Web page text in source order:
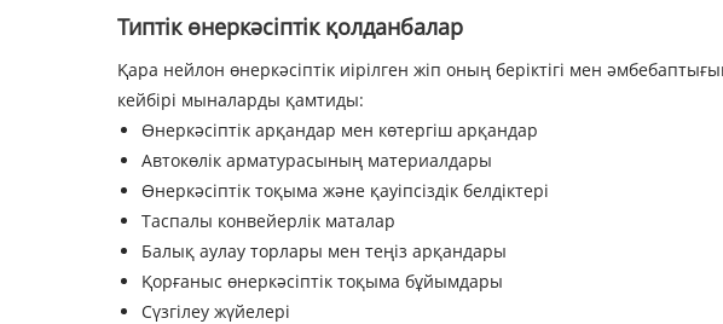
Типтік өнеркәсіптік қолданбалар
Қара нейлон өнеркәсіптік иірілген жіп оның беріктігі мен
кейбірі мыналарды қамтиды:
Өнеркәсіптік арқандар мен көтергіш арқандар
Автокөлік арматурасының материалдары
Өнеркәсіптік тоқыма және қауіпсіздік белдіктері
Таспалы конвейерлік маталар
Балық аулау торлары мен теңіз арқандары
Қорғаныс өнеркәсіптік тоқыма бұйымдары
Сүзгілеу жүйелері